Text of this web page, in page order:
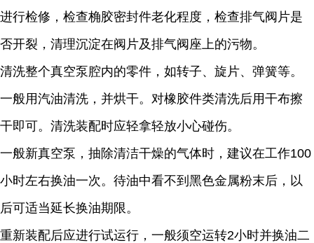
进行检修，检查桷胶密封件老化程度，检查排气阀片是
否开裂，清理沉淀在阀片及排气阀座上的污物。
清洗整个真空泵腔内的零件，如转子、旋片、弹簧等。
一般用汽油清洗，并烘干。对橡胶件类清洗后用干布擦
干即可。清洗装配时应轻拿轻放小心碰伤。
一般新真空泵，抽除清洁干燥的气体时，建议在工作100
小时左右换油一次。待油中看不到黑色金属粉末后，以
后可适当延长换油期限。
重新装配后应进行试运行，一般须空运转2小时并换油二